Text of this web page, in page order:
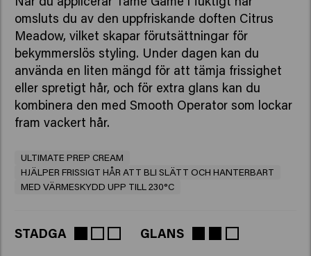
omsluts du av den uppfriskande doften Citrus
Meadow, vilket skapar förutsättningar för
bekymmerslös styling. Under dagen kan du
använda en liten mängd för att tämja frissighet
eller spretigt hår, och för extra glans kan du
kombinera den med Smooth Operator som lockar
fram vackert hår.
ULTIMATE PREP CREAM
HJÄLPER FRISSIGT HÅR ATT BLI SLÄTT OCH HANTERBART
MED VÄRMESKYDD UPP TILL 230°C
STADGA GLANS